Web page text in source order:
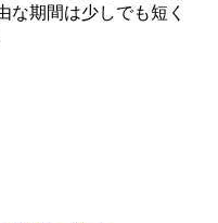
な期間は少しでも短く